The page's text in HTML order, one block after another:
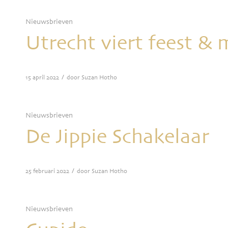
Nieuwsbrieven
Utrecht viert feest &
15 april 2022 / doorSuzan Hotho
Nieuwsbrieven
De Jippie Schakelaar
25 februari 2022 / doorSuzan Hotho
Nieuwsbrieven